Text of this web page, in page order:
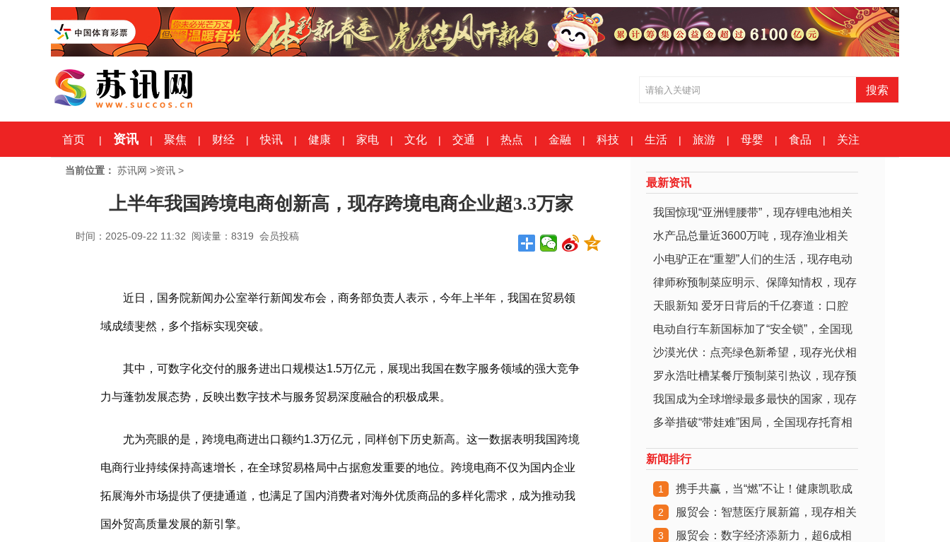
首页 | 资讯 | 聚焦 | 财经 | 快讯 | 健康 | 家电 | 文化 | 交通 | 热点 | 金融 | 科技 | 生活 | 旅游 | 母婴 | 食品 | 关注
当前位置： 苏讯网 >资讯 >
上半年我国跨境电商创新高，现存跨境电商企业超3.3万家
时间：2025-09-22 11:32 阅读量：8319 会员投稿
近日，国务院新闻办公室举行新闻发布会，商务部负责人表示，今年上半年，我国在贸易领
域成绩斐然，多个指标实现突破。
其中，可数字化交付的服务进出口规模达1.5万亿元，展现出我国在数字服务领域的强大竞争
力与蓬勃发展态势，反映出数字技术与服务贸易深度融合的积极成果。
尤为亮眼的是，跨境电商进出口额约1.3万亿元，同样创下历史新高。这一数据表明我国跨境
电商行业持续保持高速增长，在全球贸易格局中占据愈发重要的地位。跨境电商不仅为国内企业
拓展海外市场提供了便捷通道，也满足了国内消费者对海外优质商品的多样化需求，成为推动我
国外贸高质量发展的新引擎。
最新资讯
我国惊现“亚洲锂腰带”，现存锂电池相关
企
水产品总量近3600万吨，现存渔业相关
企
小电驴正在“重塑”人们的生活，现存电动
车
律师称预制菜应明示、保障知情权，现存
相关
天眼新知 爱牙日背后的千亿赛道：口腔
经济
电动自行车新国标加了“安全锁”，全国现
存
沙漠光伏：点亮绿色新希望，现存光伏相
关企
罗永浩吐槽某餐厅预制菜引热议，现存预
制菜
我国成为全球增绿最多最快的国家，现存
生态
多举措破“带娃难”困局，全国现存托育相
关
新闻排行
1 携手共赢，当“燃”不让！健康凯歌成
功主办
2 服贸会：智慧医疗展新篇，现存相关
企业超4
3 服贸会：数字经济添新力，超6成相